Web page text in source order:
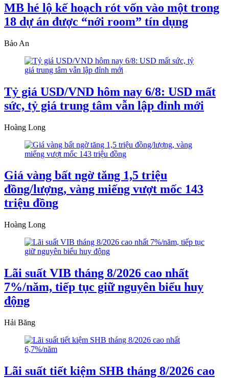
MB hé lộ kế hoạch rót vốn vào một trong
18 dự án được “nới room” tín dụng
Bảo An
Tỷ giá USD/VND hôm nay 6/8: USD mất
sức, tỷ giá trung tâm vẫn lập đỉnh mới
Hoàng Long
Giá vàng bất ngờ tăng 1,5 triệu
đồng/lượng, vàng miếng vượt mốc 143
triệu đồng
Hoàng Long
Lãi suất VIB tháng 8/2026 cao nhất
7%/năm, tiếp tục giữ nguyên biểu huy
động
Hải Băng
Lãi suất tiết kiệm SHB tháng 8/2026 cao